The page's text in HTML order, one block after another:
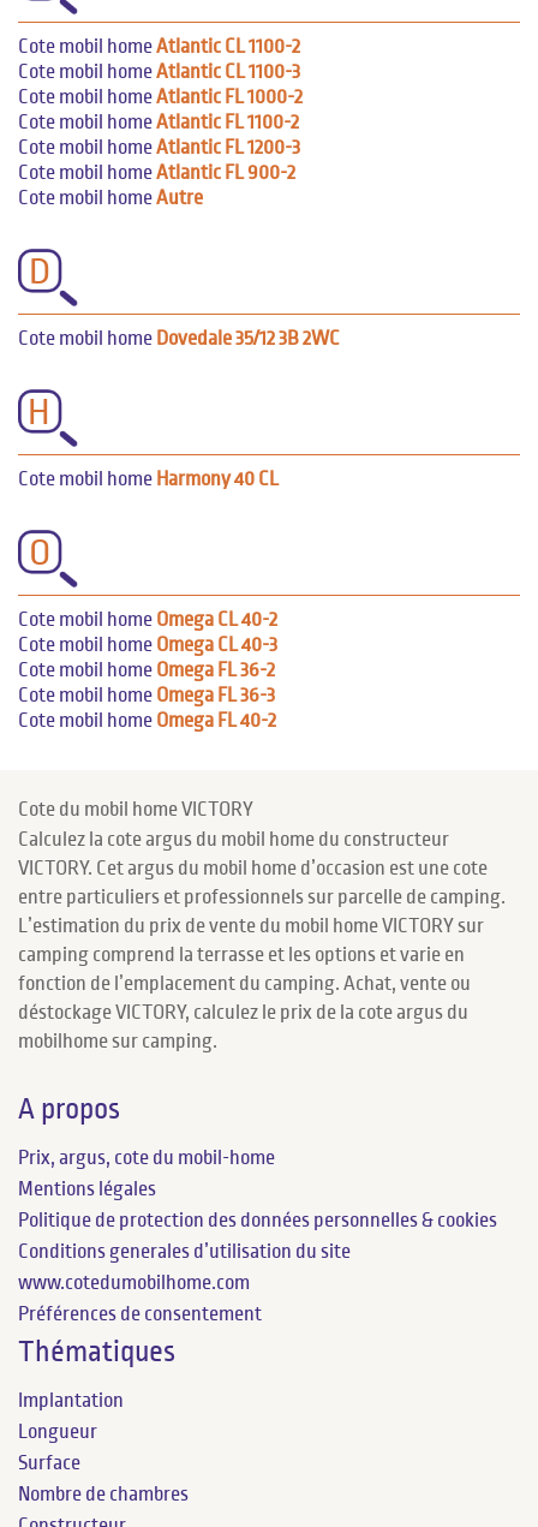
Cote mobil homeAtlantic CL 1100-2
Cote mobil homeAtlantic CL 1100-3
Cote mobil homeAtlantic FL 1000-2
Cote mobil homeAtlantic FL 1100-2
Cote mobil homeAtlantic FL 1200-3
Cote mobil homeAtlantic FL 900-2
Cote mobil homeAutre
D
Cote mobil home Dovedale 35/12 3B 2WC
H
Cote mobil home Harmony 40 CL
O
Cote mobil home Omega CL 40-2
Cote mobil home Omega CL 40-3
Cote mobil home Omega FL 36-2
Cote mobil home Omega FL 36-3
Cote mobil home Omega FL 40-2
Cote du mobil home VICTORY
Calculez la cote argus du mobil home du constructeur
VICTORY. Cet argus du mobil home d’occasion est une cote
entre particuliers et professionnels sur parcelle de camping.
L’estimation du prix de vente du mobil home VICTORY sur
camping comprend la terrasse et les options et varie en
fonction de l’emplacement du camping. Achat, vente ou
déstockage VICTORY, calculez le prix de la cote argus du
mobilhome sur camping.
A propos
Prix, argus, cote du mobil-home
Mentions légales
Politique de protection des données personnelles & cookies
Conditions generales d’utilisation du site
www.cotedumobilhome.com
Préférences de consentement
Thématiques
Implantation
Longueur
Surface
Nombre de chambres